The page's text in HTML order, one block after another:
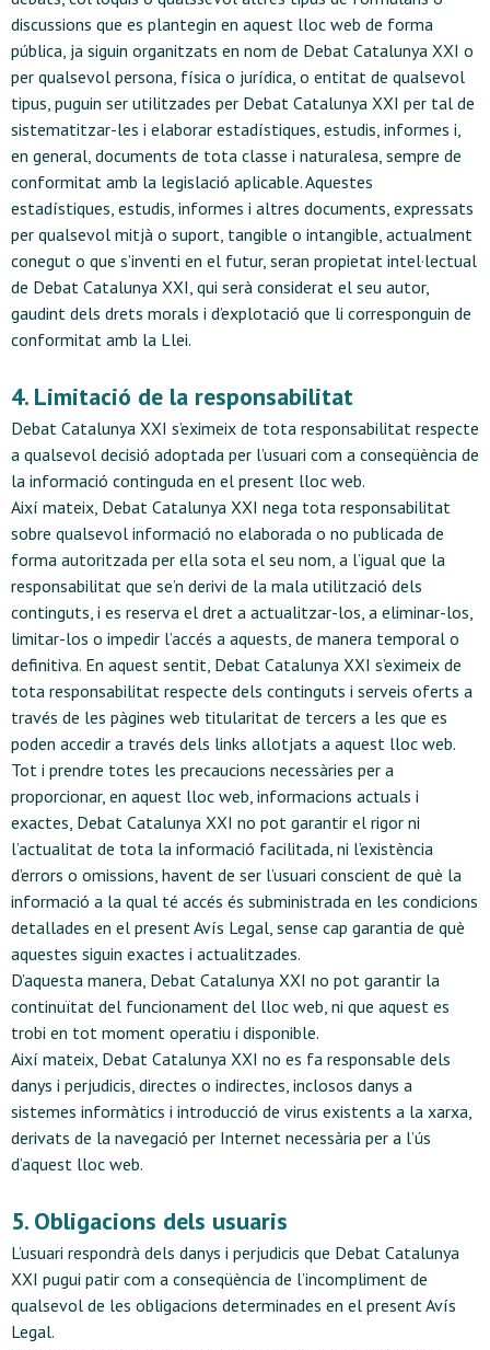
discussions que es plantegin en aquest lloc web de forma
pública, ja siguin organitzats en nom de Debat Catalunya XXI o
per qualsevol persona, física o jurídica, o entitat de qualsevol
tipus, puguin ser utilitzades per Debat Catalunya XXI per tal de
sistematitzar-les i elaborar estadístiques, estudis, informes i,
en general, documents de tota classe i naturalesa, sempre de
conformitat amb la legislació aplicable. Aquestes
estadístiques, estudis, informes i altres documents, expressats
per qualsevol mitjà o suport, tangible o intangible, actualment
conegut o que s’inventi en el futur, seran propietat intel·lectual
de Debat Catalunya XXI, qui serà considerat el seu autor,
gaudint dels drets morals i d’explotació que li corresponguin de
conformitat amb la Llei.
4. Limitació de la responsabilitat
Debat Catalunya XXI s’eximeix de tota responsabilitat respecte
a qualsevol decisió adoptada per l’usuari com a conseqüència de
la informació continguda en el present lloc web.
Així mateix, Debat Catalunya XXI nega tota responsabilitat
sobre qualsevol informació no elaborada o no publicada de
forma autoritzada per ella sota el seu nom, a l’igual que la
responsabilitat que se’n derivi de la mala utilització dels
continguts, i es reserva el dret a actualitzar-los, a eliminar-los,
limitar-los o impedir l’accés a aquests, de manera temporal o
definitiva. En aquest sentit, Debat Catalunya XXI s’eximeix de
tota responsabilitat respecte dels continguts i serveis oferts a
través de les pàgines web titularitat de tercers a les que es
poden accedir a través dels links allotjats a aquest lloc web.
Tot i prendre totes les precaucions necessàries per a
proporcionar, en aquest lloc web, informacions actuals i
exactes, Debat Catalunya XXI no pot garantir el rigor ni
l’actualitat de tota la informació facilitada, ni l’existència
d’errors o omissions, havent de ser l’usuari conscient de què la
informació a la qual té accés és subministrada en les condicions
detallades en el present Avís Legal, sense cap garantia de què
aquestes siguin exactes i actualitzades.
D’aquesta manera, Debat Catalunya XXI no pot garantir la
continuïtat del funcionament del lloc web, ni que aquest es
trobi en tot moment operatiu i disponible.
Així mateix, Debat Catalunya XXI no es fa responsable dels
danys i perjudicis, directes o indirectes, inclosos danys a
sistemes informàtics i introducció de virus existents a la xarxa,
derivats de la navegació per Internet necessària per a l’ús
d’aquest lloc web.
5. Obligacions dels usuaris
L’usuari respondrà dels danys i perjudicis que Debat Catalunya
XXI pugui patir com a conseqüència de l’incompliment de
qualsevol de les obligacions determinades en el present Avís
Legal.